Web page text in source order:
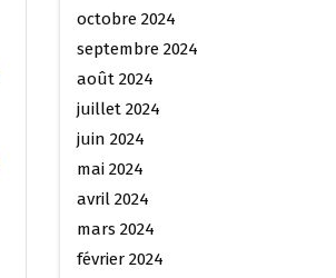
octobre 2024
septembre 2024
août 2024
juillet 2024
juin 2024
mai 2024
avril 2024
mars 2024
février 2024